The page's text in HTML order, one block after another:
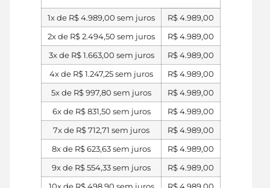
1x de R$4.989,00 sem juros R$4.989,00
2x de R$2.494,50 sem juros R$4.989,00
3x de R$1.663,00 sem juros R$4.989,00
4x de R$1.247,25sem juros R$4.989,00
5x de R$997,80 sem juros R$4.989,00
6x de R$831,50 sem juros R$4.989,00
7x de R$712,71 sem juros R$4.989,00
8x de R$623,63sem juros R$4.989,00
9x de R$554,33sem juros R$4.989,00